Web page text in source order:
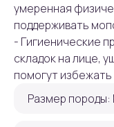
умеренная
поддерживать
- Гигиенические
складок на лице,
помогут
Размер